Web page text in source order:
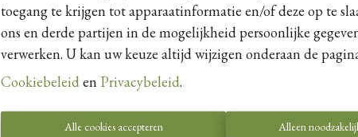
toegang te krijgen tot apparaatinformatie en/of deze op te
ons en derde partijen in de mogelijkheid persoonlijke
verwerken. U kan uw keuze altijd wijzigen onderaan de
Cookiebeleid en Privacybeleid.
Alle cookies accepteren Alleen